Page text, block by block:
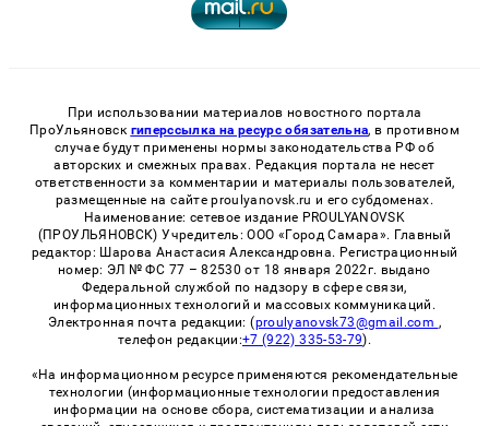
При использовании материалов новостного портала
ПроУльяновск гиперссылка на ресурс обязательна, в противном
случае будут применены нормы законодательства РФ об
авторских и смежных правах. Редакция портала не несет
ответственности за комментарии и материалы пользователей,
размещенные на сайте proulyanovsk.ru и его субдоменах.
Наименование: сетевое издание PROULYANOVSK
(ПРОУЛЬЯНОВСК) Учредитель: ООО «Город Самара». Главный
редактор: Шарова Анастасия Александровна. Регистрационный
номер: ЭЛ № ФС 77 – 82530 от 18 января 2022г. выдано
Федеральной службой по надзору в сфере связи,
информационных технологий и массовых коммуникаций.
Электронная почта редакции: (proulyanovsk73@gmail.com ,
телефон редакции:+7 (922) 335-53-79).
«На информационном ресурсе применяются рекомендательные
технологии (информационные технологии предоставления
информации на основе сбора, систематизации и анализа